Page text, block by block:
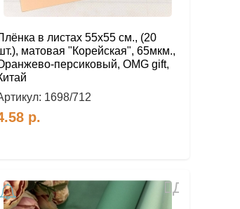
в листах 55х55 см., (20
матовая "Корейская", 65мкм.,
персиковый, OMG gift,
1698/712
р.
Добавить